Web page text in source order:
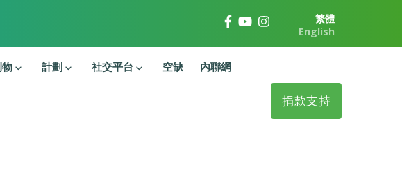
繁體
English
計劃 社交平台 空缺 內聯網
捐款支持